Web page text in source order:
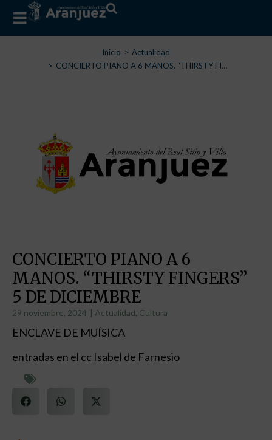
Inicio
Actualidad
CONCIERTO PIANO A 6 MANOS. “THIRSTY FI…
CONCIERTO PIANO A 6
MANOS. “THIRSTY FINGERS”
5 DE DICIEMBRE
29 noviembre, 2024 | Actualidad, Cultura
ENCLAVE DE MUÍSICA
entradas en el cc Isabel de Farnesio